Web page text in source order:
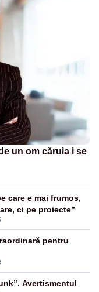
un om căruia i se
care e mai frumos,
ci pe proiecte”
pentru
Avertismentul